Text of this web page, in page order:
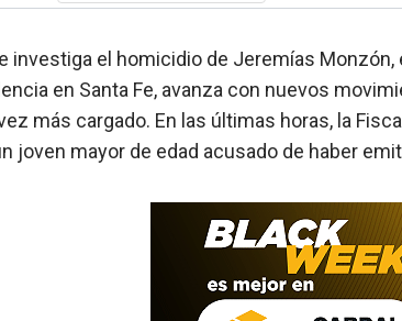
investiga el homicidio de Jeremías
en Santa Fe, avanza con nuevos
más cargado. En las últimas horas, la
joven mayor de edad acusado de haber